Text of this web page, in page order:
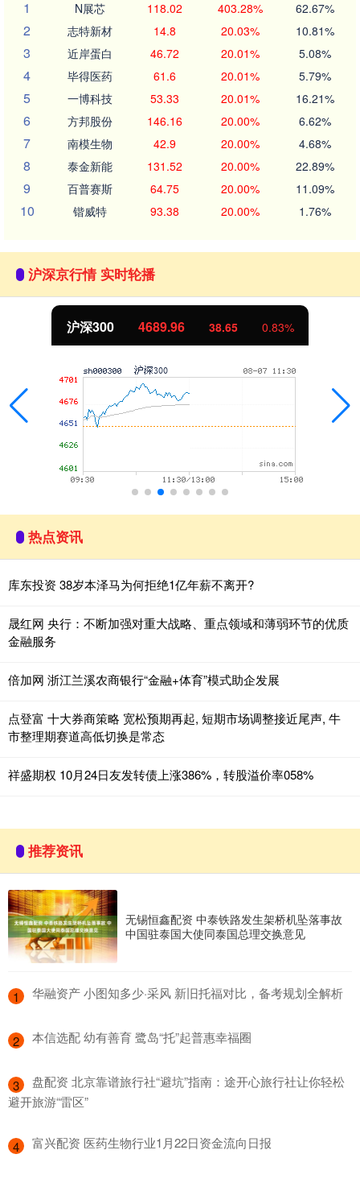
1
N展芯 118.02 403.28% 62.67%
2 志特新材 14.8 20.03% 10.81%
3 近岸蛋白 46.72 20.01% 5.08%
4 毕得医药 61.6 20.01% 5.79%
5 一博科技 53.33 20.01% 16.21%
6 方邦股份 146.16 20.00% 6.62%
7 南模生物 42.9 20.00% 4.68%
8 泰金新能 131.52 20.00% 22.89%
9 百普赛斯 64.75 20.00% 11.09%
10 锴威特 93.38 20.00% 1.76%
沪深京行情 实时轮播
北证50 1129.72 6.84 0.61%
热点资讯
库东投资 38岁本泽马为何拒绝1亿年薪不离开?
晟红网 央行：不断加强对重大战略、重点领域和薄弱环节的优质
金融服务
倍加网 浙江兰溪农商银行“金融+体育”模式助企发展
点登富 十大券商策略 宽松预期再起, 短期市场调整接近尾声, 牛
市整理期赛道高低切换是常态
祥盛期权 10月24日友发转债上涨386%，转股溢价率058%
推荐资讯
无锡恒鑫配资 中泰铁路发生架桥机坠落事故
中国驻泰国大使同泰国总理交换意见
1 ​华融资产 小图知多少·采风 新旧托福对比，备考规划全解析
2 ​本信选配 幼有善育 鹭岛“托”起普惠幸福圈
3
​盘配资 北京靠谱旅行社“避坑”指南：途开心旅行社让你轻松
避开旅游“雷区”
4 ​富兴配资 医药生物行业1月22日资金流向日报